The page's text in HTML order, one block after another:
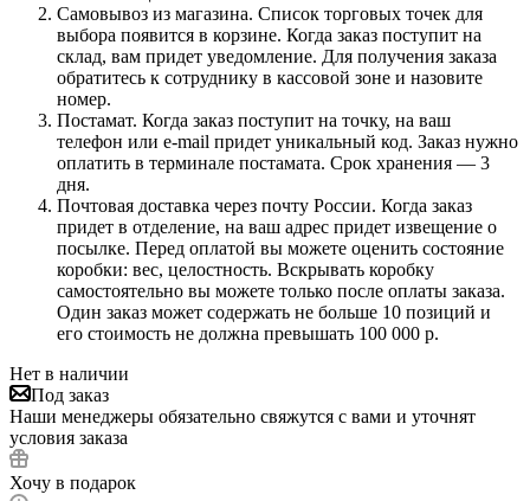
Самовывоз из магазина. Список торговых точек для
выбора появится в корзине. Когда заказ поступит на
склад, вам придет уведомление. Для получения заказа
обратитесь к сотруднику в кассовой зоне и назовите
номер.
Постамат. Когда заказ поступит на точку, на ваш
телефон или e-mail придет уникальный код. Заказ нужно
оплатить в терминале постамата. Срок хранения — 3
дня.
Почтовая доставка через почту России. Когда заказ
придет в отделение, на ваш адрес придет извещение о
посылке. Перед оплатой вы можете оценить состояние
коробки: вес, целостность. Вскрывать коробку
самостоятельно вы можете только после оплаты заказа.
Один заказ может содержать не больше 10 позиций и
его стоимость не должна превышать 100 000 р.
Нет в наличии
Под заказ
Наши менеджеры обязательно свяжутся с вами и уточнят
условия заказа
Хочу в подарок